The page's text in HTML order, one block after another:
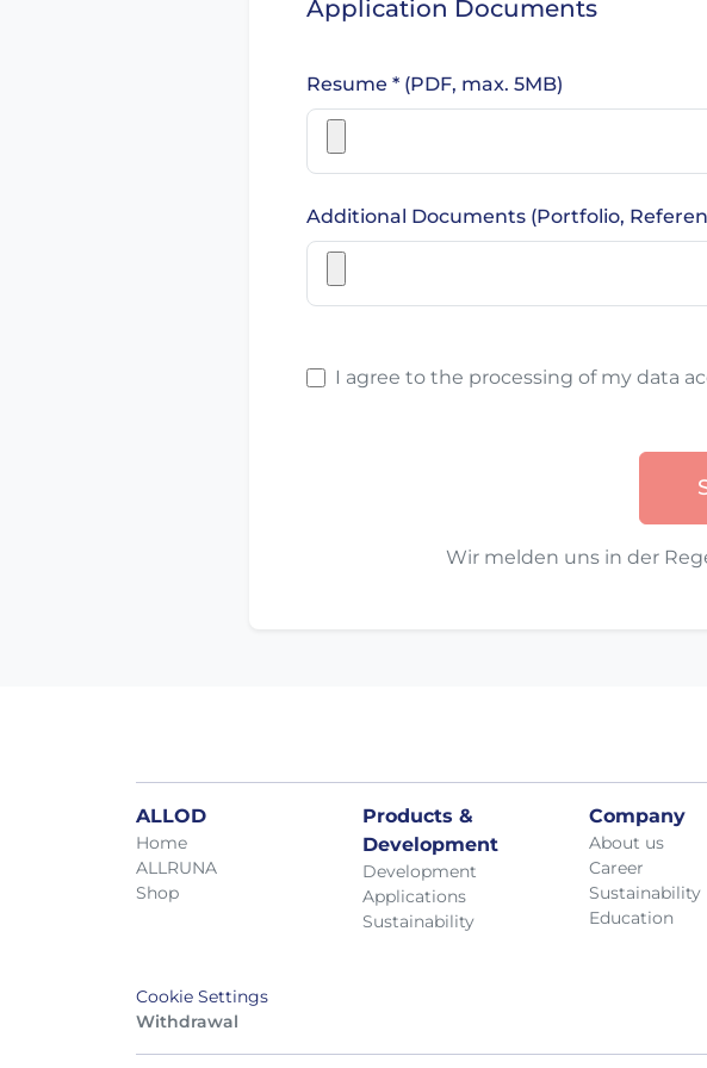
Application Documents
Resume * (PDF, max. 5MB)
Additional Documents (Portfolio,
I agree to the processing of my data
Wir melden uns in der
ALLOD
Home
ALLRUNA
Shop
Products &
Development
Development
Applications
Sustainability
Company
About us
Career
Sustainability
Education
Cookie Settings
Withdrawal